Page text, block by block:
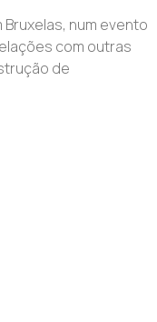
num evento
com outras
de